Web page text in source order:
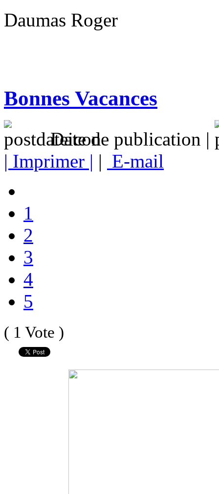
Daumas Roger
Bonnes Vacances
Date de publication |
| Imprimer | | E-mail
1
2
3
4
5
( 1 Vote )